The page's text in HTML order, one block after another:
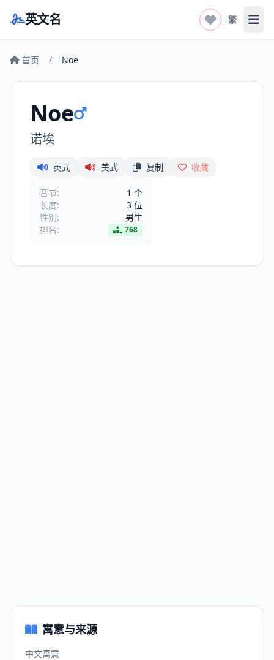
英文名 繁 打
首页 / Noe
Noe
诺埃
英式 美式 复制 收藏
音节:
1 个
长度:
3 位
性别:
男生
排名:
768
寓意与来源
中文寓意